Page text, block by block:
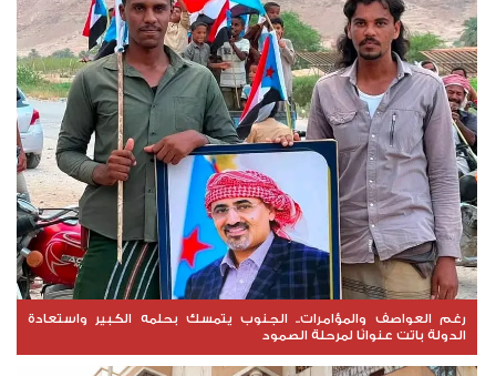
رغم العواصف والمؤامرات.. الجنوب يتمسك بحلمه الكبير واستعادة
الدولة باتت عنوانًا لمرحلة الصمود